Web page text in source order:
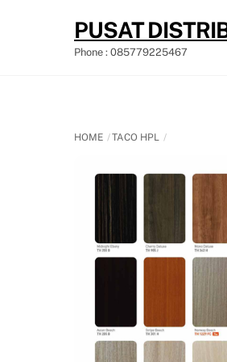
PUSAT
Phone : 085779225467
HOME TACO HPL